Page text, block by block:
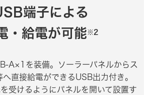
端子による
・給電が可能※2
A×1を装備。ソーラーパネルからス
へ直接給電ができるUSB出力付き。
受けるようにパネルを開いて設置す